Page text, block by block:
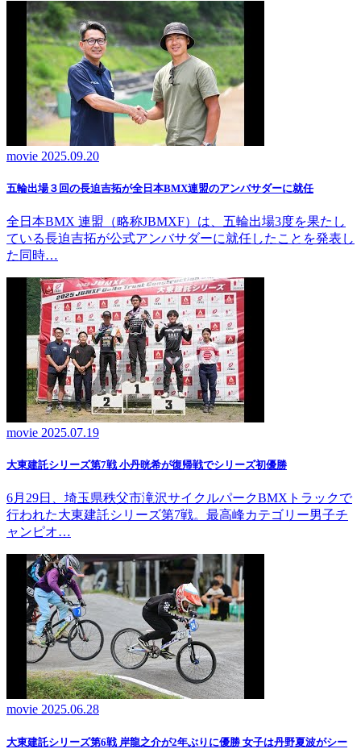
movie 2025.09.20
五輪出場３回の長迫吉拓が全日本BMX連盟のアンバサダーに就任
全日本BMX 連盟（略称JBMXF）は、五輪出場3度を果たし
ている長迫吉拓が公式アンバサダーに就任したことを発表し
た同時…
movie 2025.07.19
大東建託シリーズ第7戦 ⼩丹晄希が復帰戦でシリーズ初優勝
6月29日、埼玉県秩父市滝沢サイクルパークBMXトラックで
行われた大東建託シリーズ第7戦。最高峰カテゴリー男子チ
ャンピオ…
movie 2025.06.28
大東建託シリーズ第6戦 岸龍之介が2年ぶりに優勝 女子は丹野夏波がシー